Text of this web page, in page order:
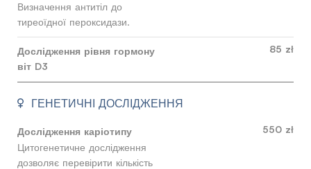
Визначення антитіл до
тиреоїдної пероксидази.
Дослідження рівня гормону
віт D3
85 zł
ГЕНЕТИЧНІ ДОСЛІДЖЕННЯ
Дослідження каріотипу
Цитогенетичне дослідження
дозволяє перевірити кількість
550 zł